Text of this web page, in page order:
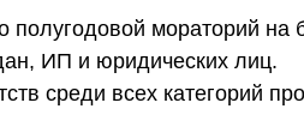
мораторий на
ИП и юридических лиц.
среди всех категорий